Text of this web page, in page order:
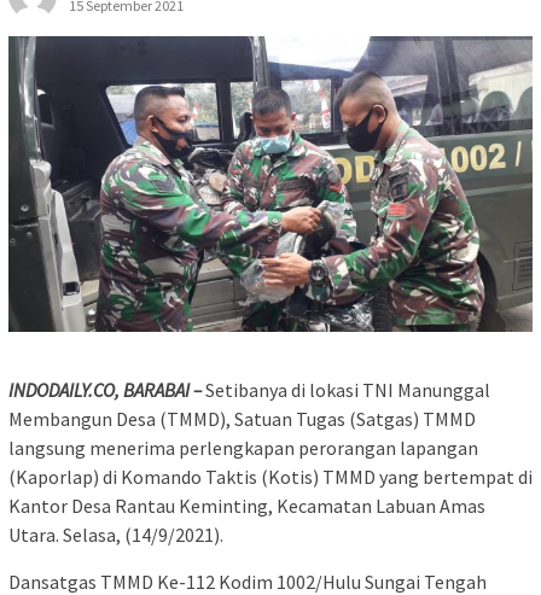
15 September 2021
INDODAILY.CO, BARABAI –Setibanya di lokasi TNI Manunggal
Membangun Desa (TMMD), Satuan Tugas (Satgas) TMMD
langsung menerima perlengkapan perorangan lapangan
(Kaporlap) di Komando Taktis (Kotis) TMMD yang bertempat di
Kantor Desa Rantau Keminting, Kecamatan Labuan Amas
Utara. Selasa, (14/9/2021).
Dansatgas TMMD Ke-112 Kodim 1002/Hulu Sungai Tengah